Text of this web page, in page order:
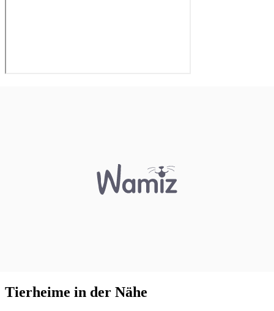
Tierheime in der Nähe